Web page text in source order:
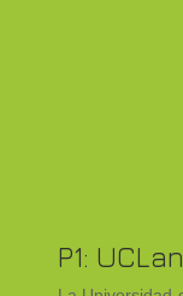
P1: